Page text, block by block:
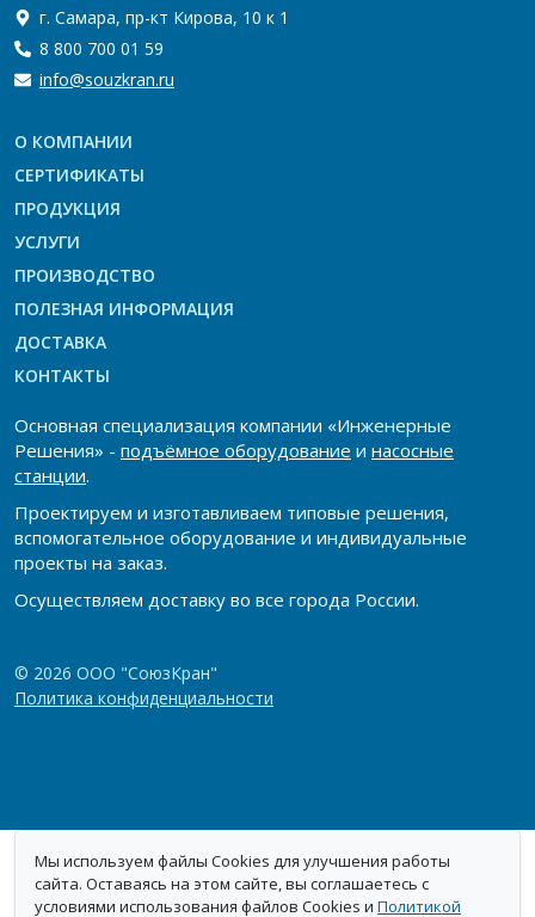
г. Самара, пр-кт Кирова, 10 к 1
8 800 700 01 59
info@souzkran.ru
О КОМПАНИИ
СЕРТИФИКАТЫ
ПРОДУКЦИЯ
УСЛУГИ
ПРОИЗВОДСТВО
ПОЛЕЗНАЯ ИНФОРМАЦИЯ
ДОСТАВКА
КОНТАКТЫ
Основная специализация компании «Инженерные
Решения» - подъёмное оборудование и насосные
станции.
Проектируем и изготавливаем типовые решения,
вспомогательное оборудование и индивидуальные
проекты на заказ.
Осуществляем доставку во все города России.
© 2026 ООО "СоюзКран"
Политика конфиденциальности
Мы используем файлы Cookies для улучшения работы
сайта. Оставаясь на этом сайте, вы соглашаетесь с
условиями использования файлов Cookies и Политикой